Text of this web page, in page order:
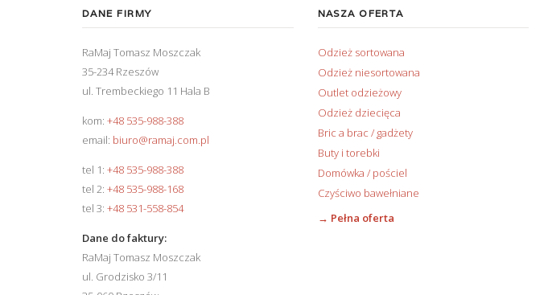
DANE FIRMY
RaMaj Tomasz Moszczak
35-234 Rzeszów
ul. Trembeckiego 11 Hala B
kom: +48 535-988-388
email: biuro@ramaj.com.pl
tel 1: +48 535-988-388
tel 2: +48 535-988-168
tel 3: +48 531-558-854
Dane do faktury:
RaMaj Tomasz Moszczak
ul. Grodzisko 3/11
NASZA OFERTA
Odzież sortowana
Odzież niesortowana
Outlet odzieżowy
Odzież dziecięca
Bric a brac / gadżety
Buty i torebki
Domówka / pościel
Czyściwo bawełniane
→ Pełna oferta